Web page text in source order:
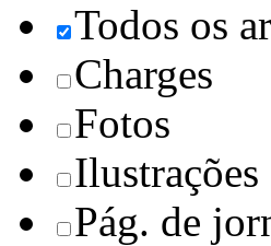
Todos os
Charges
Fotos
Ilustrações
Pág. de